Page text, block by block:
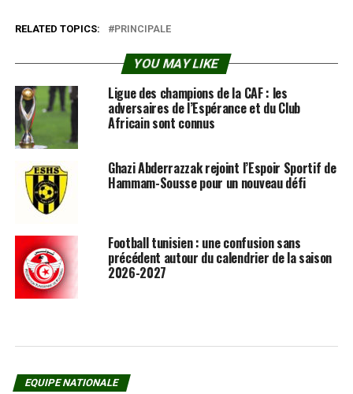
RELATED TOPICS: PRINCIPALE
YOU MAY LIKE
Ligue des champions de la CAF : les
adversaires de l’Espérance et du Club
Africain sont connus
Ghazi Abderrazzak rejoint l’Espoir Sportif de
Hammam-Sousse pour un nouveau défi
Football tunisien : une confusion sans
précédent autour du calendrier de la saison
2026-2027
EQUIPE NATIONALE